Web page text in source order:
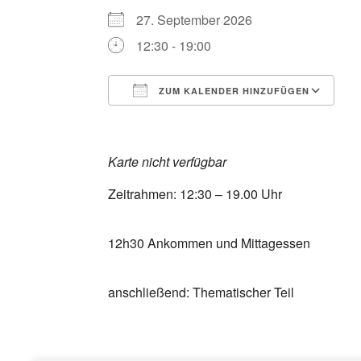
27. September 2026
12:30 - 19:00
ZUM KALENDER HINZUFÜGEN
Karte nicht verfügbar
Zeitrahmen: 12:30 – 19.00 Uhr
12h30 Ankommen und Mittagessen
anschließend: Thematischer Teil